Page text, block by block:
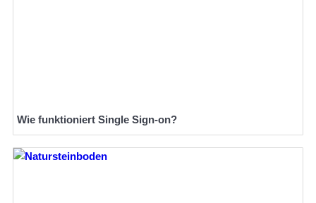
Wie funktioniert Single Sign-on?